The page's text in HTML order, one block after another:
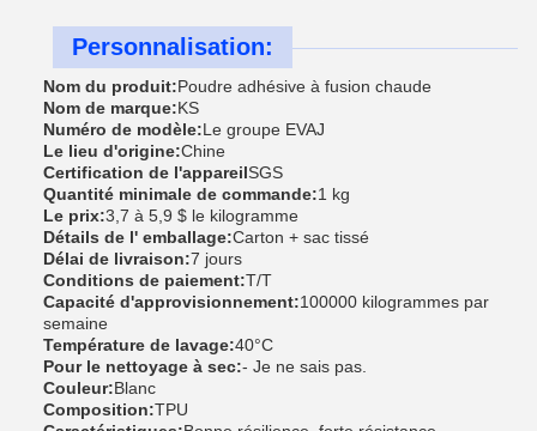
Personnalisation:
Nom du produit:Poudre adhésive à fusion chaude
Nom de marque:KS
Numéro de modèle:Le groupe EVAJ
Le lieu d'origine:Chine
Certification de l'appareilSGS
Quantité minimale de commande:1 kg
Le prix:3,7 à 5,9 $ le kilogramme
Détails de l' emballage:Carton + sac tissé
Délai de livraison:7 jours
Conditions de paiement:T/T
Capacité d'approvisionnement:100000 kilogrammes par
semaine
Température de lavage:40°C
Pour le nettoyage à sec:- Je ne sais pas.
Couleur:Blanc
Composition:TPU